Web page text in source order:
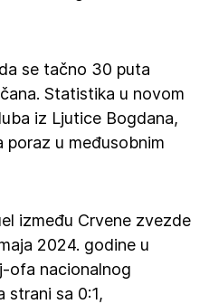
se tačno 30 puta
Statistika u novom
iz Ljutice Bogdana,
poraz u međusobnim
između Crvene zvezde
2024. godine u
ofa nacionalnog
strani sa 0:1,